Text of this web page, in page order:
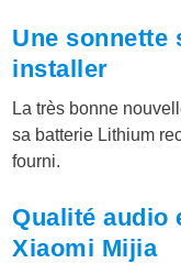
Une sonnette
installer
La très bonne
sa batterie Lithium
fourni.
Qualité audio
Xiaomi Mijia